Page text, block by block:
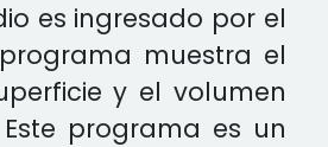
es ingresado por el
muestra el
y el volumen
programa es un